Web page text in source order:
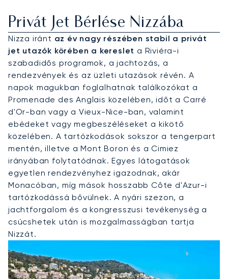
Privát Jet Bérlése Nizzába
Nizza iránt az év nagy részében stabil a privát
jet utazók körében a kereslet a Riviéra-i
szabadidős programok, a jachtozás, a
rendezvények és az üzleti utazások révén. A
napok magukban foglalhatnak találkozókat a
Promenade des Anglais közelében, időt a Carré
d'Or-ban vagy a Vieux-Nice-ban, valamint
ebédeket vagy megbeszéléseket a kikötő
közelében. A tartózkodások sokszor a tengerpart
mentén, illetve a Mont Boron és a Cimiez
irányában folytatódnak. Egyes látogatások
egyetlen rendezvényhez igazodnak, akár
Monacóban, míg mások hosszabb Côte d'Azur-i
tartózkodássá bővülnek. A nyári szezon, a
jachtforgalom és a kongresszusi tevékenység a
csúcshetek után is mozgalmasságban tartja
Nizzát.